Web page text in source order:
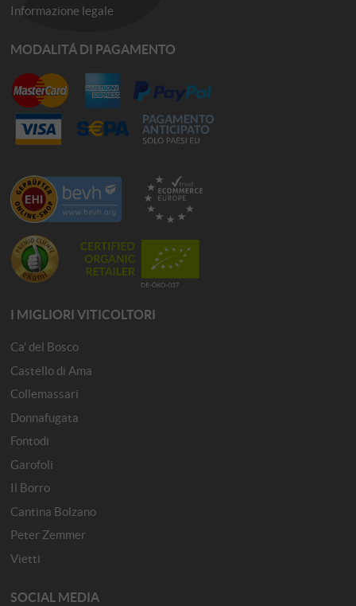
Informazione legale
MODALITÁ DI PAGAMENTO
I MIGLIORI VITICOLTORI
Ca' del Bosco
Castello di Ama
Collemassari
Donnafugata
Fontodi
Garofoli
Il Borro
Cantina Bolzano
Peter Zemmer
Vietti
SOCIAL MEDIA